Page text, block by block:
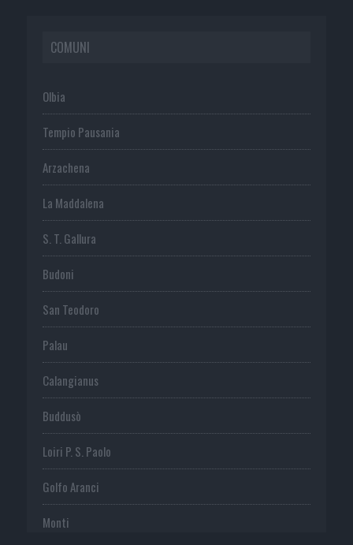
COMUNI
Olbia
Tempio Pausania
Arzachena
La Maddalena
S. T. Gallura
Budoni
San Teodoro
Palau
Calangianus
Buddusò
Loiri P. S. Paolo
Golfo Aranci
Monti